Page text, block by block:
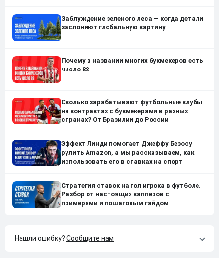
Заблуждение зеленого леса — когда детали
заслоняют глобальную картину
Почему в названии многих букмекеров есть
число 88
Сколько зарабатывают футбольные клубы
на контрактах с букмекерами в разных
странах? От Бразилии до России
Эффект Линди помогает Джеффу Безосу
рулить Amazon, а мы рассказываем, как
использовать его в ставках на спорт
Стратегия ставок на гол игрока в футболе.
Разбор от настоящих капперов с
примерами и пошаговым гайдом
Нашли ошибку? Сообщите нам